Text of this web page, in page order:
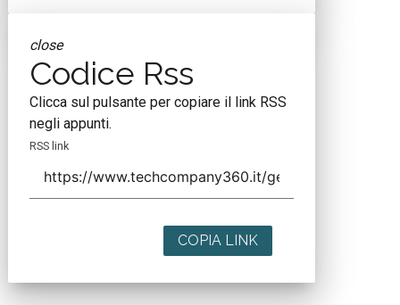
close
Codice Rss
Clicca sul pulsante per copiare il link RSS
negli appunti.
RSS link
COPIA LINK